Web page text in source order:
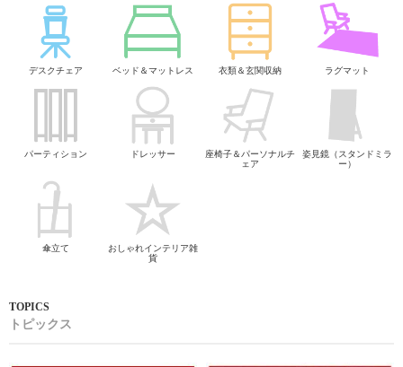
デスクチェア ベッド＆マットレス 衣類＆玄関収納 ラグマット
パーティション ドレッサー
座椅子＆パーソナルチ
ェア
姿見鏡（スタンドミラ
ー）
傘立て
おしゃれインテリア雑
貨
トピックス